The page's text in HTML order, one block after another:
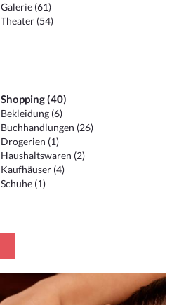
Galerie (61)
Theater (54)
Shopping (40)
Bekleidung (6)
Buchhandlungen (26)
Drogerien (1)
Haushaltswaren (2)
Kaufhäuser (4)
Schuhe (1)